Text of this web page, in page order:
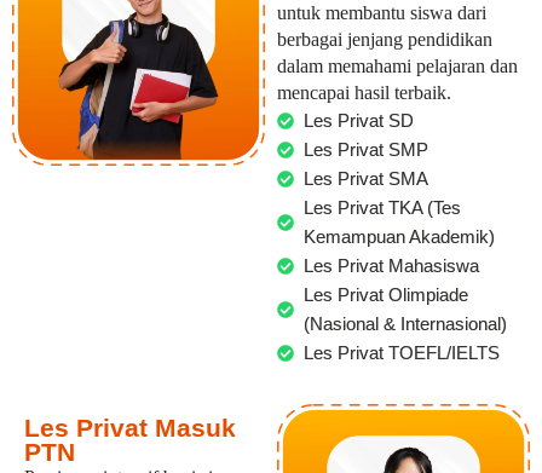
untuk membantu siswa dari
berbagai jenjang pendidikan
dalam memahami pelajaran dan
mencapai hasil terbaik.
Les Privat SD
Les Privat SMP
Les Privat SMA
Les Privat TKA (Tes
Kemampuan Akademik)
Les Privat Mahasiswa
Les Privat Olimpiade
(Nasional & Internasional)
Les Privat TOEFL/IELTS
Les Privat Masuk
PTN